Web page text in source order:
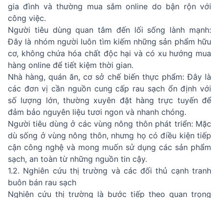
gia đình và thường mua sắm online do bận rộn với
công việc.
Người tiêu dùng quan tâm đến lối sống lành mạnh:
Đây là nhóm người luôn tìm kiếm những sản phẩm hữu
cơ, không chứa hóa chất độc hại và có xu hướng mua
hàng online để tiết kiệm thời gian.
Nhà hàng, quán ăn, cơ sở chế biến thực phẩm: Đây là
các đơn vị cần nguồn cung cấp rau sạch ổn định với
số lượng lớn, thường xuyên đặt hàng trực tuyến để
đảm bảo nguyên liệu tươi ngon và nhanh chóng.
Người tiêu dùng ở các vùng nông thôn phát triển: Mặc
dù sống ở vùng nông thôn, nhưng họ có điều kiện tiếp
cận công nghệ và mong muốn sử dụng các sản phẩm
sạch, an toàn từ những nguồn tin cậy.
1.2. Nghiên cứu thị trường và các đối thủ cạnh tranh
buôn bán rau sạch
Nghiên cứu thị trường là bước tiếp theo quan trọng